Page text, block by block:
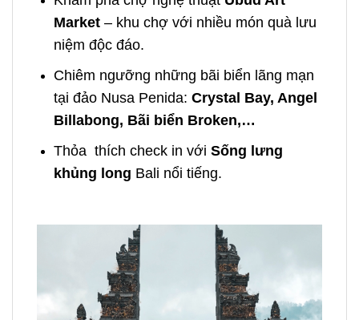
Market– khu chợ với nhiều món quà lưu
niệm độc đáo.
Chiêm ngưỡng những bãi biển lãng mạn
tại đảo Nusa Penida: Crystal Bay, Angel
Billabong, Bãi biển Broken,…
Thỏa thích check in với Sống lưng
khủng long Bali nổi tiếng.